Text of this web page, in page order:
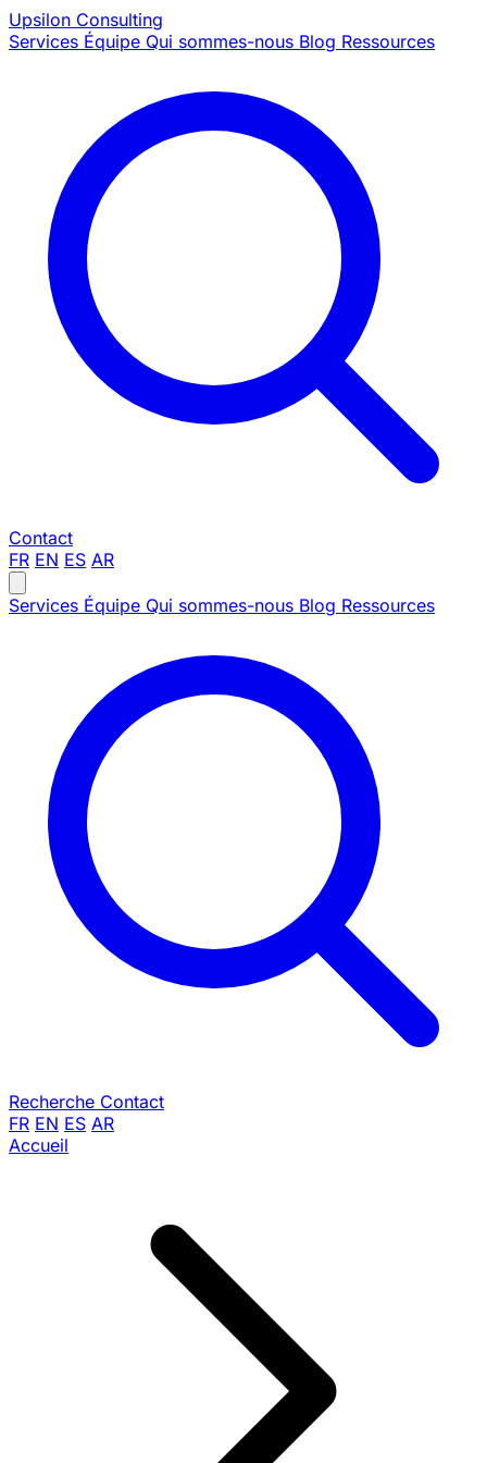
Upsilon Consulting
Services Équipe Qui sommes-nous Blog Ressources
Contact
FR EN ES AR
Services Équipe Qui sommes-nous Blog Ressources
Recherche Contact
FR EN ES AR
Accueil